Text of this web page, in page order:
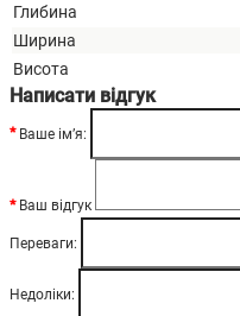
Глибина
Ширина
Висота
Написати відгук
Ваше ім’я:
Ваш відгук
Переваги:
Недоліки: